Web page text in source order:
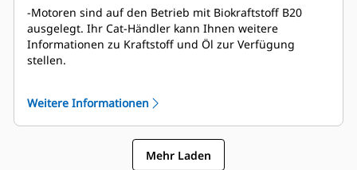
-Motoren sind auf den Betrieb mit Biokraftstoff B20
ausgelegt. Ihr Cat-Händler kann Ihnen weitere
Informationen zu Kraftstoff und Öl zur Verfügung
stellen.
Weitere Informationen
Mehr Laden